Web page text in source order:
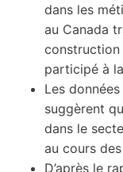
dans les
au Canada
construction
participé à
Les
suggèrent
dans le
au cours
D’après le